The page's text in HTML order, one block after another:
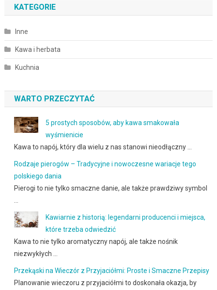
KATEGORIE
Inne
Kawa i herbata
Kuchnia
WARTO PRZECZYTAĆ
5 prostych sposobów, aby kawa smakowała
wyśmienicie
Kawa to napój, który dla wielu z nas stanowi nieodłączny …
Rodzaje pierogów – Tradycyjne i nowoczesne wariacje tego
polskiego dania
Pierogi to nie tylko smaczne danie, ale także prawdziwy symbol
Kawiarnie z historią: legendarni producenci i miejsca,
które trzeba odwiedzić
Kawa to nie tylko aromatyczny napój, ale także nośnik
niezwykłych …
Przekąski na Wieczór z Przyjaciółmi: Proste i Smaczne Przepisy
Planowanie wieczoru z przyjaciółmi to doskonała okazja, by